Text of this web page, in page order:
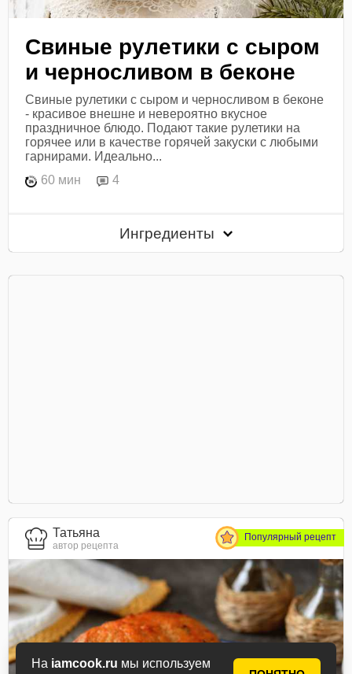
На iamcook.ru мы используем
Свиные рулетики с сыром
и черносливом в беконе
Свиные рулетики с сыром и черносливом в беконе
- красивое внешне и невероятно вкусное
праздничное блюдо. Подают такие рулетики на
горячее или в качестве горячей закуски с любыми
гарнирами. Идеально...
60 мин
4
Ингредиенты
Татьяна
автор рецепта
Популярный рецепт